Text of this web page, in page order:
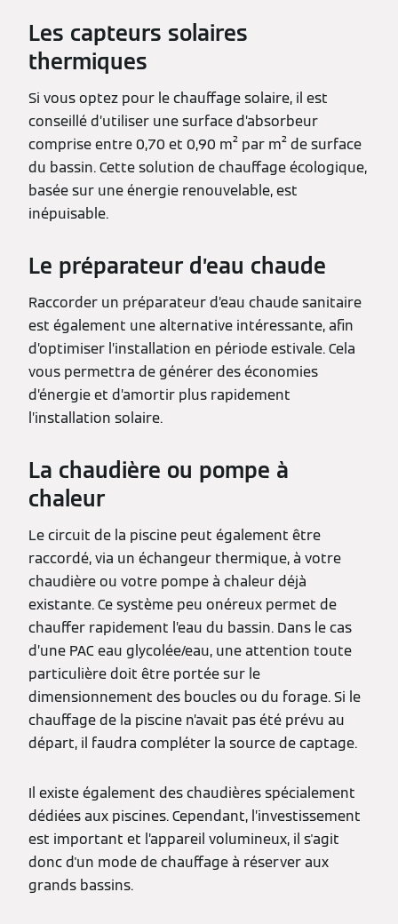
Les capteurs solaires
thermiques
Si vous optez pour le chauffage solaire, il est
conseillé d’utiliser une surface d’absorbeur
comprise entre 0,70 et 0,90 m² par m² de surface
du bassin. Cette solution de chauffage écologique,
basée sur une énergie renouvelable, est
inépuisable.
Le préparateur d’eau chaude
Raccorder un préparateur d’eau chaude sanitaire
est également une alternative intéressante, afin
d’optimiser l’installation en période estivale. Cela
vous permettra de générer des économies
d’énergie et d’amortir plus rapidement
l’installation solaire.
La chaudière ou pompe à
chaleur
Le circuit de la piscine peut également être
raccordé, via un échangeur thermique, à votre
chaudière ou votre pompe à chaleur déjà
existante. Ce système peu onéreux permet de
chauffer rapidement l’eau du bassin. Dans le cas
d’une PAC eau glycolée/eau, une attention toute
particulière doit être portée sur le
dimensionnement des boucles ou du forage. Si le
chauffage de la piscine n’avait pas été prévu au
départ, il faudra compléter la source de captage.
Il existe également des chaudières spécialement
dédiées aux piscines. Cependant, l’investissement
est important et l’appareil volumineux, il s'agit
donc d'un mode de chauffage à réserver aux
grands bassins.